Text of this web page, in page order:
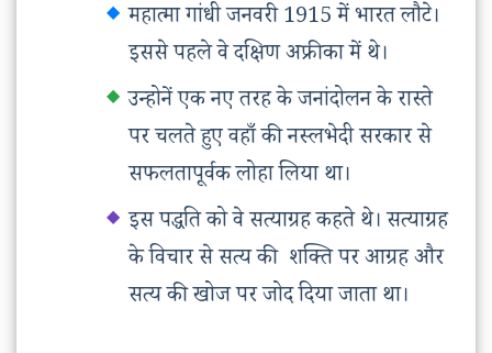
महात्मा गांधी जनवरी 1915 में भारत लौटे।
इससे पहले वे दक्षिण अफ्रीका में थे।
उन्होनें एक नए तरह के जनांदोलन के रास्ते
पर चलते हुए वहाँ की नस्लभेदी सरकार से
सफलतापूर्वक लोहा लिया था।
इस पद्धति को वे सत्याग्रह कहते थे। सत्याग्रह
के विचार से सत्य की शक्ति पर आग्रह और
सत्य की खोज पर जोद दिया जाता था।